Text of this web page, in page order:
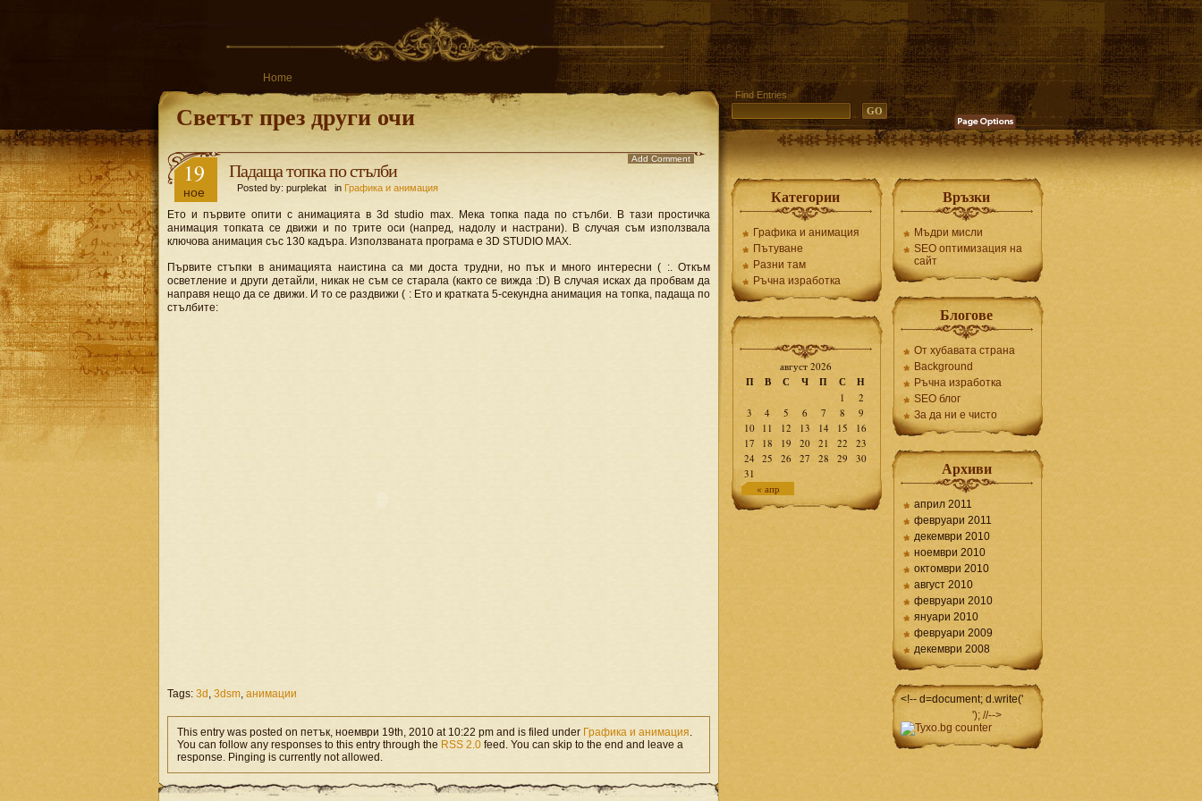
Home
Светът през други очи
Find Entries
19
ное
Падаща топка по стълби
Posted by: purplekat in Графика и анимация
Add Comment
Ето и първите опити с анимацията в 3d studio max. Мека топка пада по стълби. В тази простичка
анимация топката се движи и по трите оси (напред, надолу и настрани). В случая съм използвала
ключова анимация със 130 кадъра. Използваната програма е 3D STUDIO MAX.
Първите стъпки в анимацията наистина са ми доста трудни, но пък и много интересни ( :. Откъм
осветление и други детайли, никак не съм се старала (както се вижда :D) В случая исках да пробвам да
направя нещо да се движи. И то се раздвижи ( : Ето и кратката 5-секундна анимация на топка, падаща по
стълбите:
Tags: 3d , 3dsm, анимации
This entry was posted on петък, ноември 19th, 2010 at 10:22 pm and is filed under Графика и анимация.
You can follow any responses to this entry through the RSS 2.0 feed. You can skip to the end and leave a
response. Pinging is currently not allowed.
Категории
Графика и анимация
Пътуване
Разни там
Ръчна изработка
август 2026
П В С Ч П С Н
« апр
1
2
3
4 5 6 7 8
9
10 11 12 13 14 15
16
17
18 19 20 21 22
23
24 25 26 27 28 29
30
31
Връзки
Мъдри мисли
SEO оптимизация на
сайт
Блогове
От хубавата страна
Background
Ръчна изработка
SEO блог
За да ни е чисто
Архиви
април 2011
февруари 2011
декември 2010
ноември 2010
октомври 2010
август 2010
февруари 2010
януари 2010
февруари 2009
декември 2008
<!-- d=document; d.write('
'); //-->